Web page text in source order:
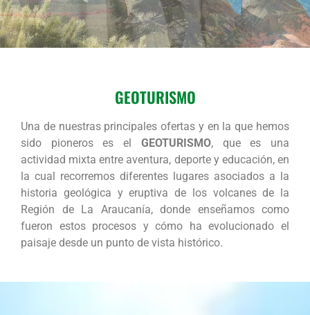
GEOTURISMO
Una de nuestras principales ofertas y en la que hemos
sido pioneros es el GEOTURISMO, que es una
actividad mixta entre aventura, deporte y educación, en
la cual recorremos diferentes lugares asociados a la
historia geológica y eruptiva de los volcanes de la
Región de La Araucanía, donde enseñamos como
fueron estos procesos y cómo ha evolucionado el
paisaje desde un punto de vista histórico.